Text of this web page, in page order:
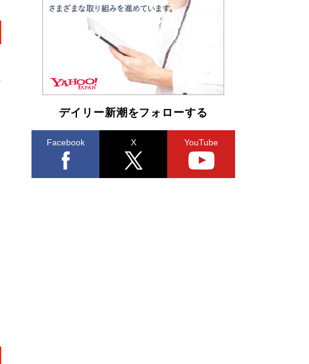
友近氏、絶賛！ 鎌倉を舞台に、孤独を抱えた
人々が新たな一歩を踏み出す連作短篇集『海のほ
とりのプラネット』試し読み
Book Bang
デイリー新潮をフォローする
Facebook X YouTube